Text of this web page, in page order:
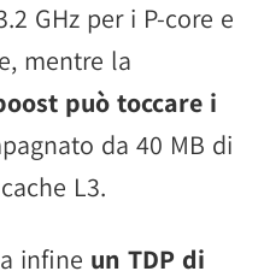
GHz per i P-core e
mentre la
può toccare i
da 40 MB di
L3.
infine un TDP di